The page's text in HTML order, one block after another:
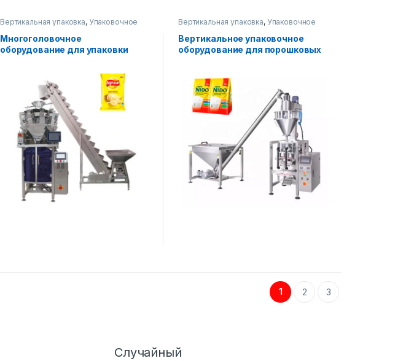
Вертикальная упаковка, Упаковочное
Многоголовочное
оборудование для упаковки
Вертикальная упаковка, Упаковочное
Вертикальное упаковочное
оборудование для порошковых
1 2 3
Случайный